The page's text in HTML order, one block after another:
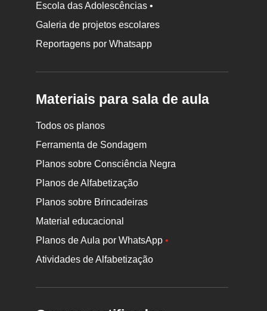
Escola das Adolescências •
Galeria de projetos escolares
Reportagens por Whatsapp
Materiais para sala de aula
Todos os planos
Ferramenta de Sondagem
Planos sobre Consciência Negra
Planos de Alfabetização
Planos sobre Brincadeiras
Material educacional
Planos de Aula por WhatsApp•
Atividades de Alfabetização